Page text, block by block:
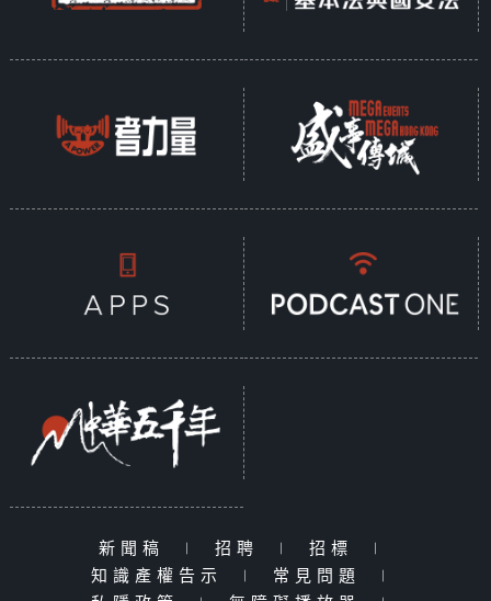
新聞稿 | 招聘 | 招標
|
知識產權告示
| 常見問題
|